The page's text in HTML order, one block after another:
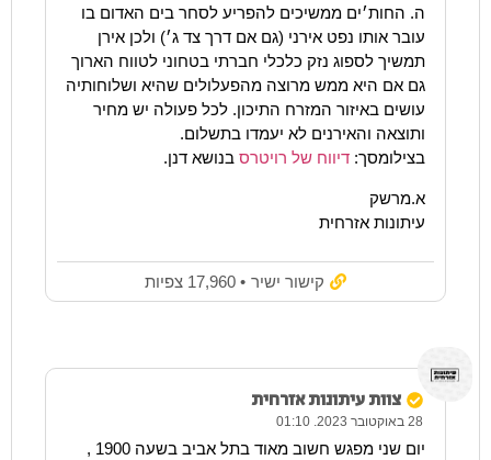
ה. החות׳ים ממשיכים להפריע לסחר בים האדום בו
עובר אותו נפט אירני (גם אם דרך צד ג׳) ולכן אירן
תמשיך לספוג נזק כלכלי חברתי בטחוני לטווח הארוך
גם אם היא ממש מרוצה מהפעלולים שהיא ושלוחותיה
עושים באיזור המזרח התיכון. לכל פעולה יש מחיר
ותוצאה והאירנים לא יעמדו בתשלום.
בצילומסך: דיווח של רויטרס בנושא דנן.
א.מרשק
עיתונות אזרחית
קישור ישיר • 17,960 צפיות
צוות עיתונות אזרחית
28 באוקטובר 2023. 01:10
יום שני מפגש חשוב מאוד בתל אביב בשעה 1900 ,